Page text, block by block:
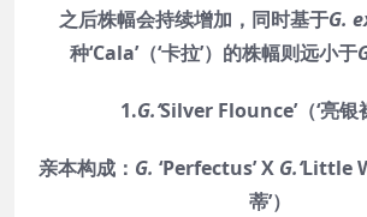
之后株幅会持续增加，同时基于G.
种‘Cala’（‘卡拉’）的株幅则远小于
1.G.‘Silver Flounce’（‘亮银
亲本构成： G. ‘Perfectus’ X G.‘Little
蒂’）